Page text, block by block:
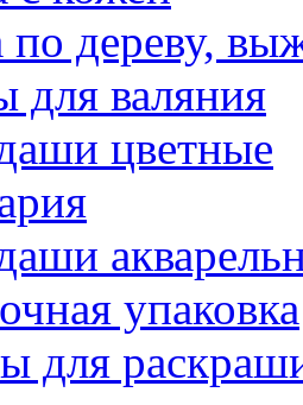
по дереву,
для валяния
цветные
упаковка
для